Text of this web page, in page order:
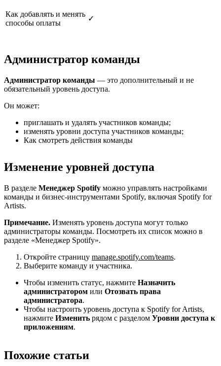
Как добавлять и менять
способы оплаты
✓
Администратор команды
Администратор команды — это дополнительный и не
обязательный уровень доступа.
Он может:
приглашать и удалять участников команды;
изменять уровни доступа участников команды;
Как смотреть действия команды
Изменение уровней доступа
В разделе Менеджер Spotify можно управлять настройками
команды и бизнес-инструментами Spotify, включая Spotify for
Artists.
Примечание. Изменять уровень доступа могут только
администраторы команды. Посмотреть их список можно в
разделе «Менеджер Spotify».
Откройте страницу manage.spotify.com/teams.
Выберите команду и участника.
Чтобы изменить статус, нажмите Назначить
администратором или Отозвать права
администратора.
Чтобы настроить уровень доступа к Spotify for Artists,
нажмите Изменить рядом с разделом Уровни доступа к
приложениям.
Похожие статьи